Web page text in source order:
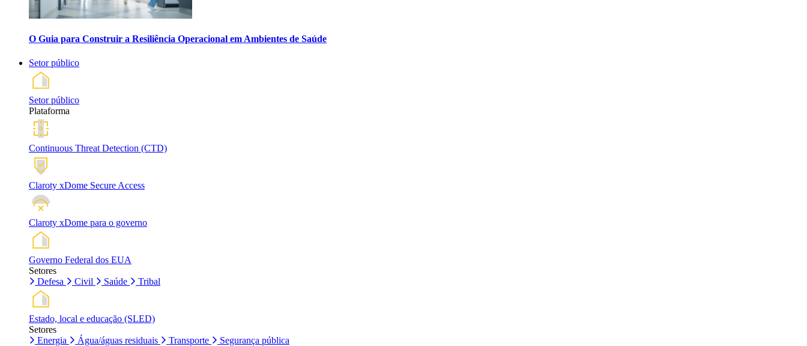
O Guia para Construir a Resiliência Operacional em Ambientes de Saúde
Setor público
Setor público
Plataforma
Continuous Threat Detection (CTD)
Claroty xDome Secure Access
Claroty xDome para o governo
Governo Federal dos EUA
Setores
Defesa
Civil Saúde Tribal
Estado, local e educação (SLED)
Setores
Energia
Água/águas residuais Transporte Segurança pública